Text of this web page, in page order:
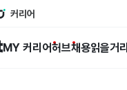
커리어
MY 커리어허브채용읽을거리